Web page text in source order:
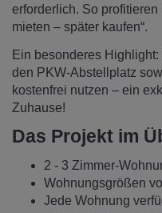
erforderlich. So
mieten – später kaufen“.
Ein besonderes
den PKW-Abstellplatz
kostenfrei nutzen – ein
Zuhause!
Das Projekt im
2 - 3 Zimmer-
Wohnungsgrößen
Jede Wohnung